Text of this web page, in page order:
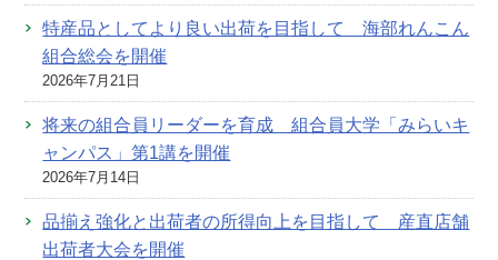
特産品としてより良い出荷を目指して 海部れんこん
組合総会を開催
2026年7月21日
将来の組合員リーダーを育成 組合員大学「みらいキ
ャンパス」第1講を開催
2026年7月14日
品揃え強化と出荷者の所得向上を目指して 産直店舗
出荷者大会を開催